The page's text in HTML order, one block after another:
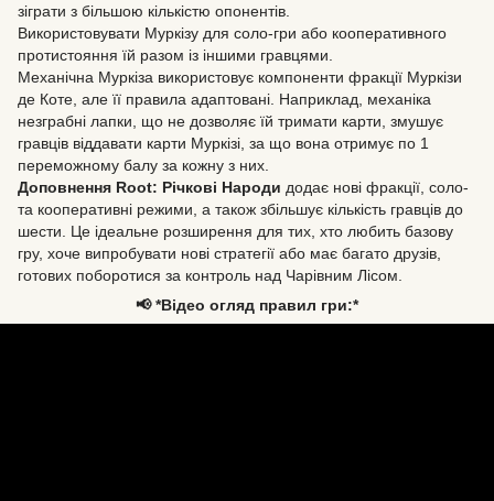
зіграти з більшою кількістю опонентів.
Використовувати Муркізу для соло-гри або кооперативного
протистояння їй разом із іншими гравцями.
Механічна Муркіза використовує компоненти фракції Муркізи
де Коте, але її правила адаптовані. Наприклад, механіка
незграбні лапки, що не дозволяє їй тримати карти, змушує
гравців віддавати карти Муркізі, за що вона отримує по 1
переможному балу за кожну з них.
Доповнення Root: Річкові Народи додає нові фракції, соло-
та кооперативні режими, а також збільшує кількість гравців до
шести. Це ідеальне розширення для тих, хто любить базову
гру, хоче випробувати нові стратегії або має багато друзів,
готових поборотися за контроль над Чарівним Лісом.
📢 *Відео огляд правил гри:*